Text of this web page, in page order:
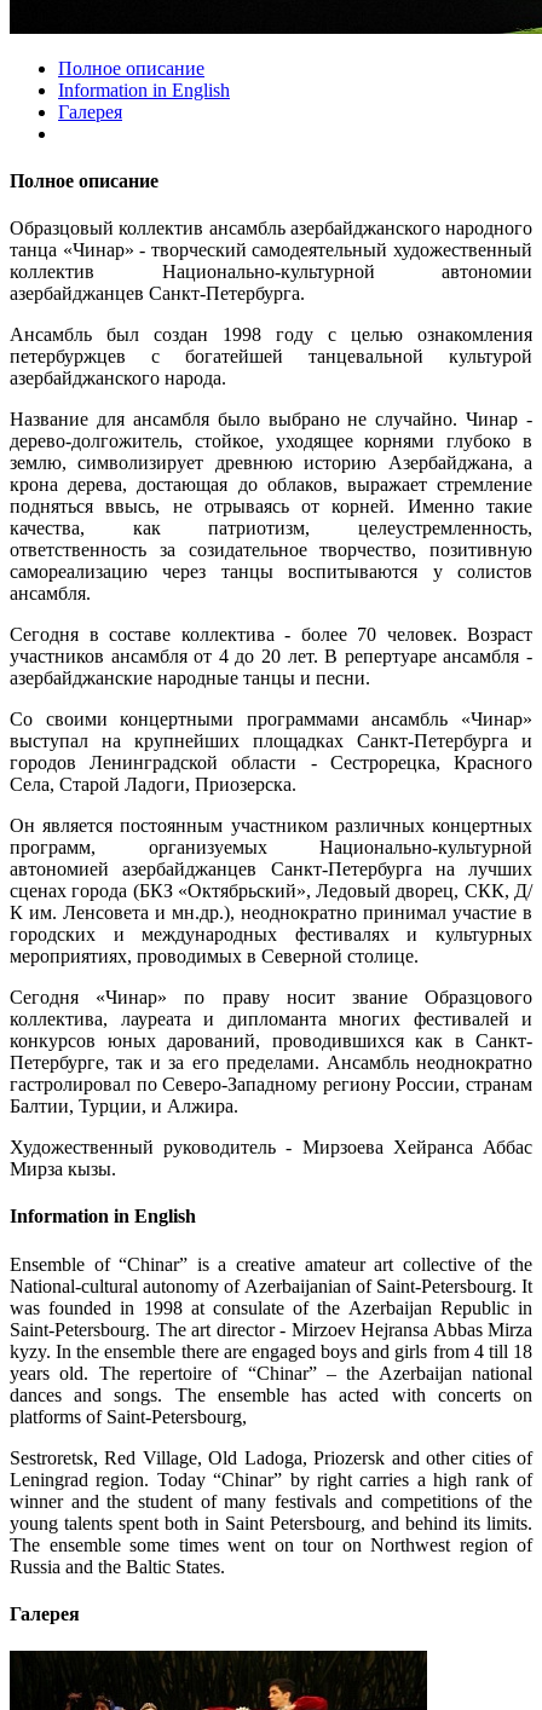
Полное описание
Information in English
Галерея
Полное описание
Образцовый коллектив ансамбль азербайджанского народного
танца «Чинар» - творческий самодеятельный художественный
коллектив Национально-культурной автономии
азербайджанцев Санкт-Петербурга.
Ансамбль был создан 1998 году с целью ознакомления
петербуржцев с богатейшей танцевальной культурой
азербайджанского народа.
Название для ансамбля было выбрано не случайно. Чинар -
дерево-долгожитель, стойкое, уходящее корнями глубоко в
землю, символизирует древнюю историю Азербайджана, а
крона дерева, достающая до облаков, выражает стремление
подняться ввысь, не отрываясь от корней. Именно такие
качества, как патриотизм, целеустремленность,
ответственность за созидательное творчество, позитивную
самореализацию через танцы воспитываются у солистов
ансамбля.
Сегодня в составе коллектива - более 70 человек. Возраст
участников ансамбля от 4 до 20 лет. В репертуаре ансамбля -
азербайджанские народные танцы и песни.
Со своими концертными программами ансамбль «Чинар»
выступал на крупнейших площадках Санкт-Петербурга и
городов Ленинградской области - Сестрорецка, Красного
Села, Старой Ладоги, Приозерска.
Он является постоянным участником различных концертных
программ, организуемых Национально-культурной
автономией азербайджанцев Санкт-Петербурга на лучших
сценах города (БКЗ «Октябрьский», Ледовый дворец, СКК, Д/
К им. Ленсовета и мн.др.), неоднократно принимал участие в
городских и международных фестивалях и культурных
мероприятиях, проводимых в Северной столице.
Сегодня «Чинар» по праву носит звание Образцового
коллектива, лауреата и дипломанта многих фестивалей и
конкурсов юных дарований, проводившихся как в Санкт-
Петербурге, так и за его пределами. Ансамбль неоднократно
гастролировал по Северо-Западному региону России, странам
Балтии, Турции, и Алжира.
Художественный руководитель - Мирзоева Хейранса Аббас
Мирза кызы.
Information in English
Ensemble of “Chinar” is a creative amateur art collective of the
National-cultural autonomy of Azerbaijanian of Saint-Petersbourg. It
was founded in 1998 at consulate of the Azerbaijan Republic in
Saint-Petersbourg. The art director - Mirzoev Hejransa Abbas Mirza
kyzy. In the ensemble there are engaged boys and girls from 4 till 18
years old. The repertoire of “Chinar” – the Azerbaijan national
dances and songs. The ensemble has acted with concerts on
platforms of Saint-Petersbourg,
Sestroretsk, Red Village, Old Ladoga, Priozersk and other cities of
Leningrad region. Today “Chinar” by right carries a high rank of
winner and the student of many festivals and competitions of the
young talents spent both in Saint Petersbourg, and behind its limits.
The ensemble some times went on tour on Northwest region of
Russia and the Baltic States.
Галерея